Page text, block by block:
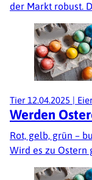
der Markt robust.
Tier 12.04.2025 |
Werden
Rot, gelb, grün –
Wird es zu Ostern